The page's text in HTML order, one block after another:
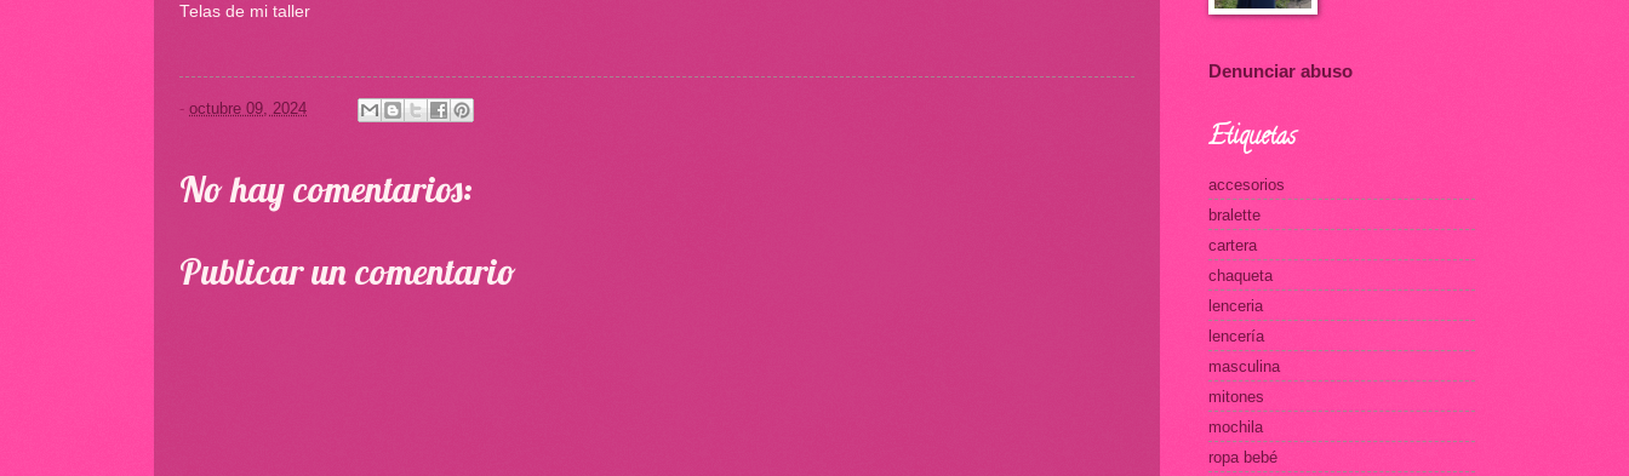
Telas de mi taller
- octubre 09, 2024
No hay comentarios:
Publicar un comentario
Denunciar abuso
Etiquetas
accesorios
bralette
cartera
chaqueta
lenceria
lencería
masculina
mitones
mochila
ropa bebé